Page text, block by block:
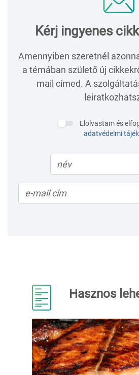
Kérj ingyenes
Amennyiben szeretnél
a témában születő új
mail címed. A
Elolvastam és
adatvédelmi
Hasznos